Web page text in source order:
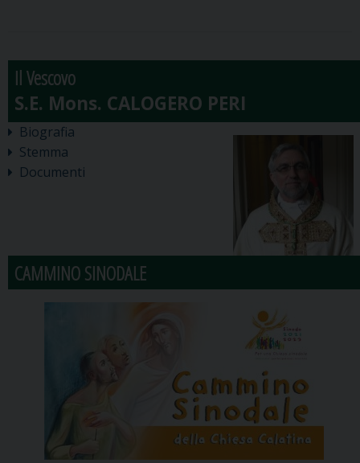
Il Vescovo
Biografia
Stemma
Documenti
CAMMINO SINODALE